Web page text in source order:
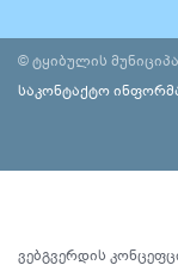
© ტყიბულის
საკონტაქტო
ვებგვერდის